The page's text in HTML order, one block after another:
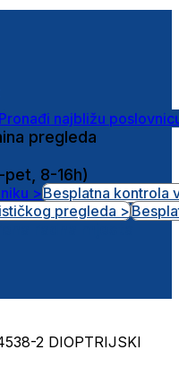
Pronađi najbližu
pregleda
8-16h)
>Besplatna kontrola
pregleda >
2 DIOPTRIJSKI